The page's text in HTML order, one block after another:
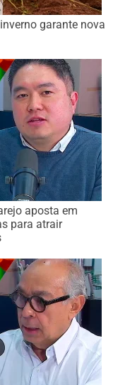
garante nova
aposta em
para atrair